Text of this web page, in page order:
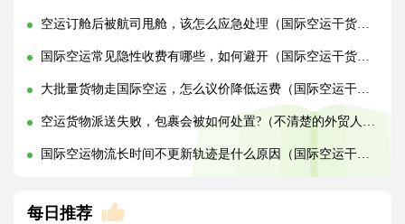
空运订舱后被航司甩舱，该怎么应急处理（国际空运干货知识分享）
国际空运常见隐性收费有哪些，如何避开（国际空运干货知识分享）
大批量货物走国际空运，怎么议价降低运费（国际空运干货知识分享）
空运货物派送失败，包裹会被如何处置?（不清楚的外贸人看过来）
国际空运物流长时间不更新轨迹是什么原因（国际空运干货知识分享）
每日推荐